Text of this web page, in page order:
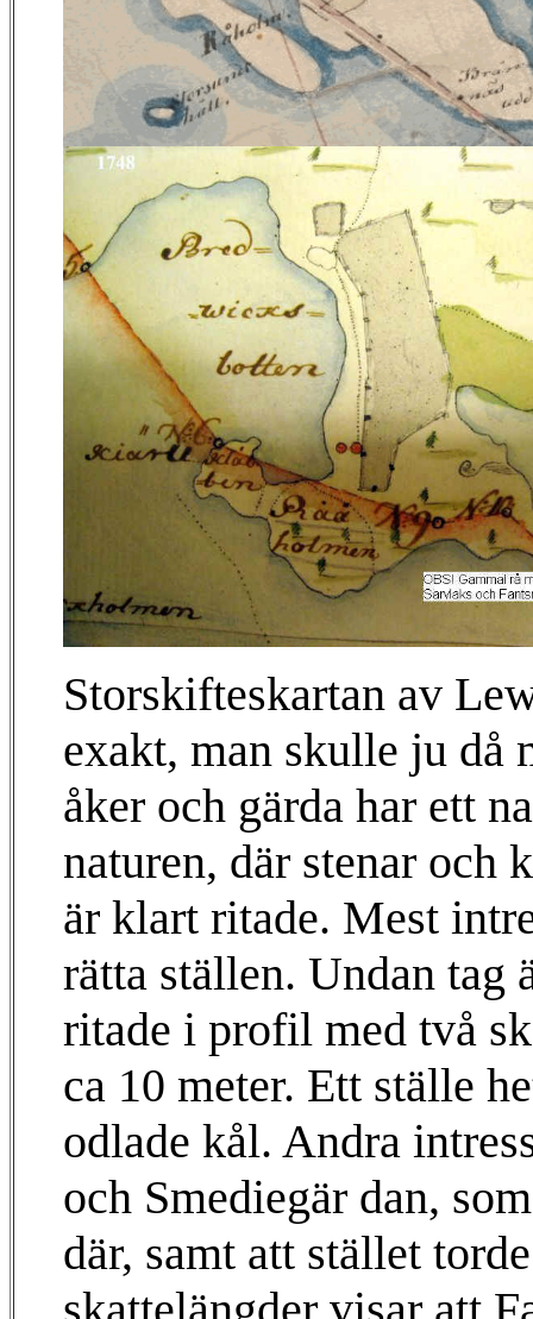
Storskifteskartan av
exakt, man skulle ju då
åker och gärda har ett
naturen, där stenar och
är klart ritade. Mest
rätta ställen. Undan tag
ritade i profil med två
ca 10 meter. Ett ställe
odlade kål. Andra
och Smediegär dan,
där, samt att stället